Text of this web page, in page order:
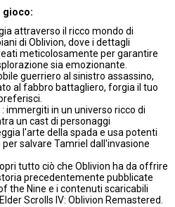
gioco:
attraverso il ricco mondo di
di Oblivion, dove i dettagli
meticolosamente per garantire
sia emozionante.
guerriero al sinistro assassino,
al fabbro battagliero, forgia il tuo
: immergiti in un universo ricco di
un cast di personaggi
l'arte della spada e usa potenti
salvare Tamriel dall'invasione
tutto ciò che Oblivion ha da offrire
precedentemente pubblicate
the Nine e i contenuti scaricabili
Scrolls IV: Oblivion Remastered.